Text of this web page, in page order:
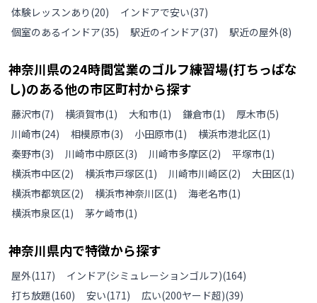
体験レッスンあり (20) インドアで安い(37)
個室のあるインドア(35) 駅近のインドア(37) 駅近の屋外(8)
神奈川県の24時間営業のゴルフ練習場(打ちっぱな
し)のある他の市区町村から探す
藤沢市(7) 横須賀市(1) 大和市(1) 鎌倉市(1) 厚木市(5)
川崎市(24) 相模原市(3) 小田原市(1) 横浜市港北区(1)
秦野市(3) 川崎市中原区(3) 川崎市多摩区(2) 平塚市(1)
横浜市中区(2) 横浜市戸塚区(1) 川崎市川崎区(2) 大田区(1)
横浜市都筑区(2) 横浜市神奈川区(1) 海老名市(1)
横浜市泉区(1) 茅ケ崎市(1)
神奈川県内で特徴から探す
屋外(117) インドア(シミュレーションゴルフ)(164)
打ち放題(160) 安い(171) 広い(200ヤード超)(39)